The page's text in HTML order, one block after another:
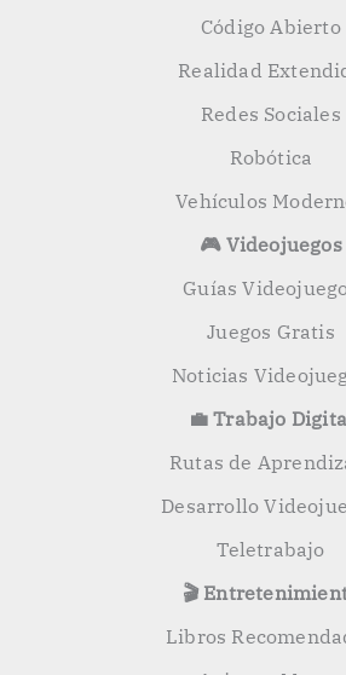
Código Abierto
Realidad
Redes Sociales
Robótica
Vehículos
🎮 Videojuegos
Guías
Juegos Gratis
Noticias
💼 Trabajo
Rutas de
Desarrollo
Teletrabajo
🎬
Libros